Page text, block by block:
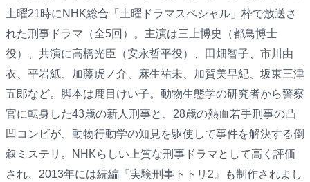
土曜21時にNHK総合「土曜ドラマスペシャル」枠で放送さ
れた刑事ドラマ（全5回）。主演は三上博史（都鳥博士
役）、共演に高橋光臣（安永哲平役）、田畑智子、市川由
衣、平岩紙、加藤虎ノ介、麻生祐未、加賀美早紀、坂東三津
五郎など。脚本は鹿目けい子。動物生態学の研究者から警察
官に転身した43歳の新人刑事と、28歳の熱血若手刑事の凸
凹コンビが、動物行動学の知見を駆使して事件を解決する倒
叙ミステリ。NHKらしい上質な刑事ドラマとして高く評価
され、2013年には続編『実験刑事トトリ2』も制作されまし